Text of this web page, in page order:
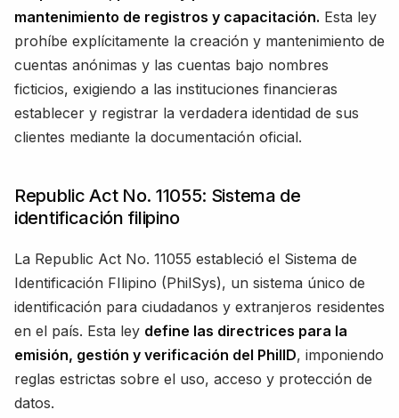
mantenimiento de registros y capacitación. Esta ley
prohíbe explícitamente la creación y mantenimiento de
cuentas anónimas y las cuentas bajo nombres
ficticios, exigiendo a las instituciones financieras
establecer y registrar la verdadera identidad de sus
clientes mediante la documentación oficial.
Republic Act No. 11055: Sistema de
identificación filipino
La Republic Act No. 11055 estableció el Sistema de
Identificación FIlipino (PhilSys), un sistema único de
identificación para ciudadanos y extranjeros residentes
en el país. Esta ley define las directrices para la
emisión, gestión y verificación del PhilID, imponiendo
reglas estrictas sobre el uso, acceso y protección de
datos.